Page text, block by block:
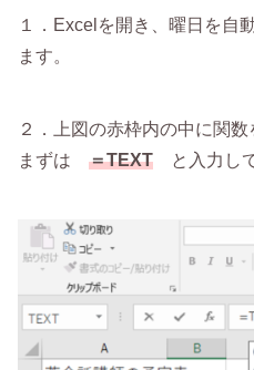
１．Excelを開き、曜日を自
ます。
２．上図の赤枠内の中に関数
まずは ＝TEXT と入力し